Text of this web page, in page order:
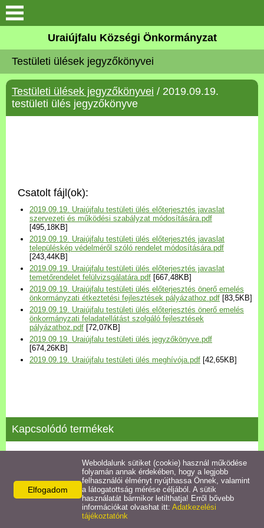
Köszöntő
Elérhetőségek
Uraiújfalu
Választási információk
Versenyképes Járások
Program
Települési Arculati
Kézikönyv
Hírek
Bezerédj Amália Óvoda
Egyéb szolgáltatások
Egészségügyi ellátás
Uraiújfalu Sportegyesület
Uraiújfalu Községi Önkormányzat
Testületi ülések jegyzőkönyvei
Testületi ülések jegyzőkönyvei / 2019.09.19.
testületi ülés jegyzőkönyve
Csatolt fájl(ok):
2019.09.19. Uraiújfalu testületi ülés előterjesztés javaslat
szervezeti és működési szabályzat módosítására.pdf
[495,18KB]
2019.09.19. Uraiújfalu testületi ülés előterjesztés javaslat
településkép védelméről szóló rendelet módosítására.pdf
[243,44KB]
2019.09.19. Uraiújfalu testületi ülés előterjesztés javaslat
temetőrendelet felülvizsgálatára.pdf [667,48KB]
2019.09.19. Uraiújfalu testületi ülés előterjesztés önerő emelés
önkormányzati étkeztetési fejlesztések pályázathoz.pdf [83,5KB]
2019.09.19. Uraiújfalu testületi ülés előterjesztés önerő emelés
önkormányzati feladatellátást szolgáló fejlesztések
pályázathoz.pdf [72,07KB]
2019.09.19. Uraiújfalu testületi ülés jegyzőkönyve.pdf
[674,26KB]
2019.09.19. Uraiújfalu testületi ülés meghívója.pdf [42,65KB]
Kapcsolódó termékek
2020.06.23. testületi ülés jegyzőkönyve
Részletek
Elfogadom
Weboldalunk sütiket (cookie) használ működése
folyamán annak érdekében, hogy a legjobb
felhasználói élményt nyújthassa Önnek, valamint
a látogatottság mérése céljából. A sütik
használatát bármikor letilthatja! Erről bővebb
információkat olvashat itt: Adatkezelési
tájékoztatónk